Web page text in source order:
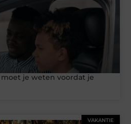
je weten voordat je
VAKANTIE